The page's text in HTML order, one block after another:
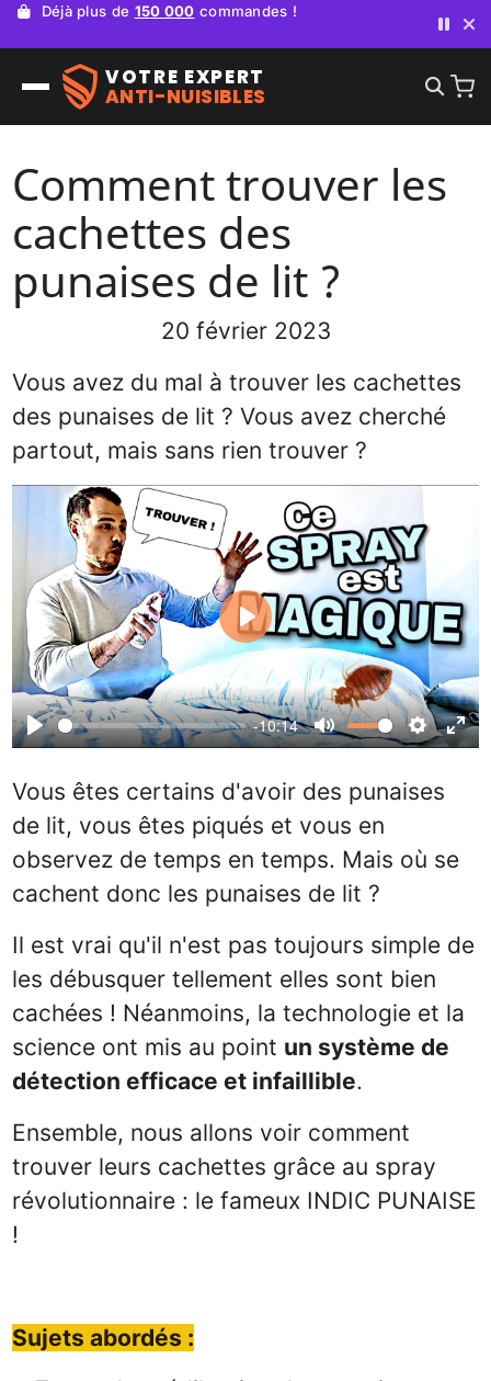
Déjà plus de 150 000 commandes !
VOTRE EXPERT
ANTI-NUISIBLES
Comment trouver les
cachettes des
punaises de lit ?
20 février 2023
Vous avez du mal à trouver les cachettes
des punaises de lit ? Vous avez cherché
partout, mais sans rien trouver ?
Play
-10:14
Mute Settings
Play
Vous êtes certains d'avoir des punaises
de lit, vous êtes piqués et vous en
observez de temps en temps. Mais où se
cachent donc les punaises de lit ?
Il est vrai qu'il n'est pas toujours simple de
les débusquer tellement elles sont bien
cachées ! Néanmoins, la technologie et la
science ont mis au point un système de
détection efficace et infaillible.
Ensemble, nous allons voir comment
trouver leurs cachettes grâce au spray
révolutionnaire : le fameux INDIC PUNAISE
!
Sujets abordés :